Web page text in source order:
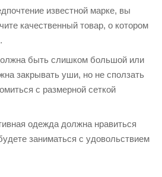
известной марке, вы
качественный товар, о котором
быть слишком большой или
закрывать уши, но не сползать
с размерной сеткой
одежда должна нравиться
заниматься с удовольствием